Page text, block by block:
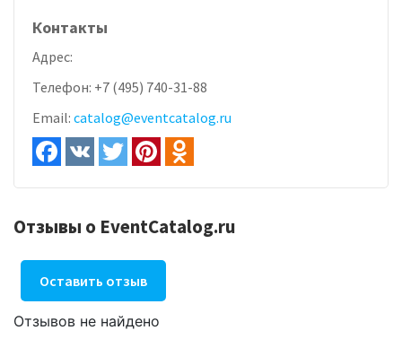
Контакты
Адрес:
Телефон: +7 (495) 740-31-88
Email: catalog@eventcatalog.ru
Отзывы о EventCatalog.ru
Оставить отзыв
Отзывов не найдено